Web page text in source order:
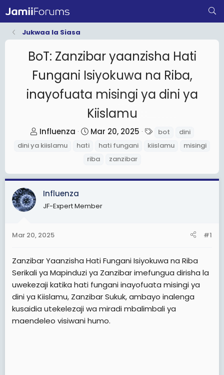
Jukwaa la Siasa
BoT: Zanzibar yaanzisha Hati
Fungani Isiyokuwa na Riba,
inayofuata misingi ya dini ya
Kiislamu
T
h
a
d
r
e
r
Influenza
S
a
t
a
Mar 20, 2025
a
bot
dini
dini ya kiislamu
hati hati fungani kiislamu
misingi
riba
zanzibar
Influenza
JF-Expert Member
Mar 20, 2025 #1
Zanzibar Yaanzisha Hati Fungani Isiyokuwa na Riba
Serikali ya Mapinduzi ya Zanzibar imefungua dirisha la
uwekezaji katika hati fungani inayofuata misingi ya
dini ya Kiislamu, Zanzibar Sukuk, ambayo inalenga
kusaidia utekelezaji wa miradi mbalimbali ya
maendeleo visiwani humo.